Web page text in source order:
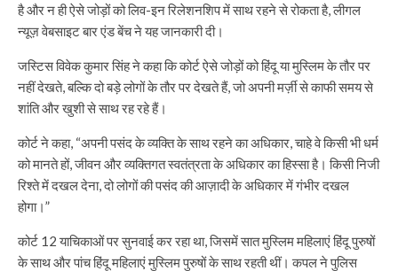
है और न ही ऐसे जोड़ों को लिव-इन रिलेशनशिप में साथ रहने से रोकता है, लीगल
न्यूज़ वेबसाइट बार एंड बेंच ने यह जानकारी दी।
जस्टिस विवेक कुमार सिंह ने कहा कि कोर्ट ऐसे जोड़ों को हिंदू या मुस्लिम के तौर पर
नहीं देखते, बल्कि दो बड़े लोगों के तौर पर देखते हैं, जो अपनी मर्ज़ी से काफी समय से
शांति और खुशी से साथ रह रहे हैं।
कोर्ट ने कहा, “अपनी पसंद के व्यक्ति के साथ रहने का अधिकार, चाहे वे किसी भी धर्म
को मानते हों, जीवन और व्यक्तिगत स्वतंत्रता के अधिकार का हिस्सा है। किसी निजी
रिश्ते में दखल देना, दो लोगों की पसंद की आज़ादी के अधिकार में गंभीर दखल
होगा।”
कोर्ट 12 याचिकाओं पर सुनवाई कर रहा था, जिसमें सात मुस्लिम महिलाएं हिंदू पुरुषों
के साथ और पांच हिंदू महिलाएं मुस्लिम पुरुषों के साथ रहती थीं। कपल ने पुलिस